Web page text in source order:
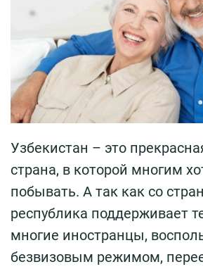
Узбекистан – это
страна, в которой многим
побывать. А так как со
республика поддерживает
многие иностранцы,
безвизовым режимом,